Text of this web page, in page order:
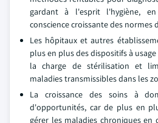
gardant à l'esprit l'hygiène,
conscience croissante des normes
Les hôpitaux et autres
plus en plus des dispositifs à
la charge de stérilisation et
maladies transmissibles dans les
La croissance des soins à
d'opportunités, car de plus en
gérer les maladies chroniques